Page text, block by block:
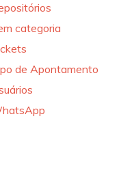
categoria
de Apontamento